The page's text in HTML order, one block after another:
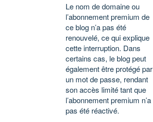
Le nom de domaine ou
l’abonnement premium de
ce blog n’a pas été
renouvelé, ce qui explique
cette interruption. Dans
certains cas, le blog peut
également être protégé par
un mot de passe, rendant
son accès limité tant que
l’abonnement premium n’a
pas été réactivé.